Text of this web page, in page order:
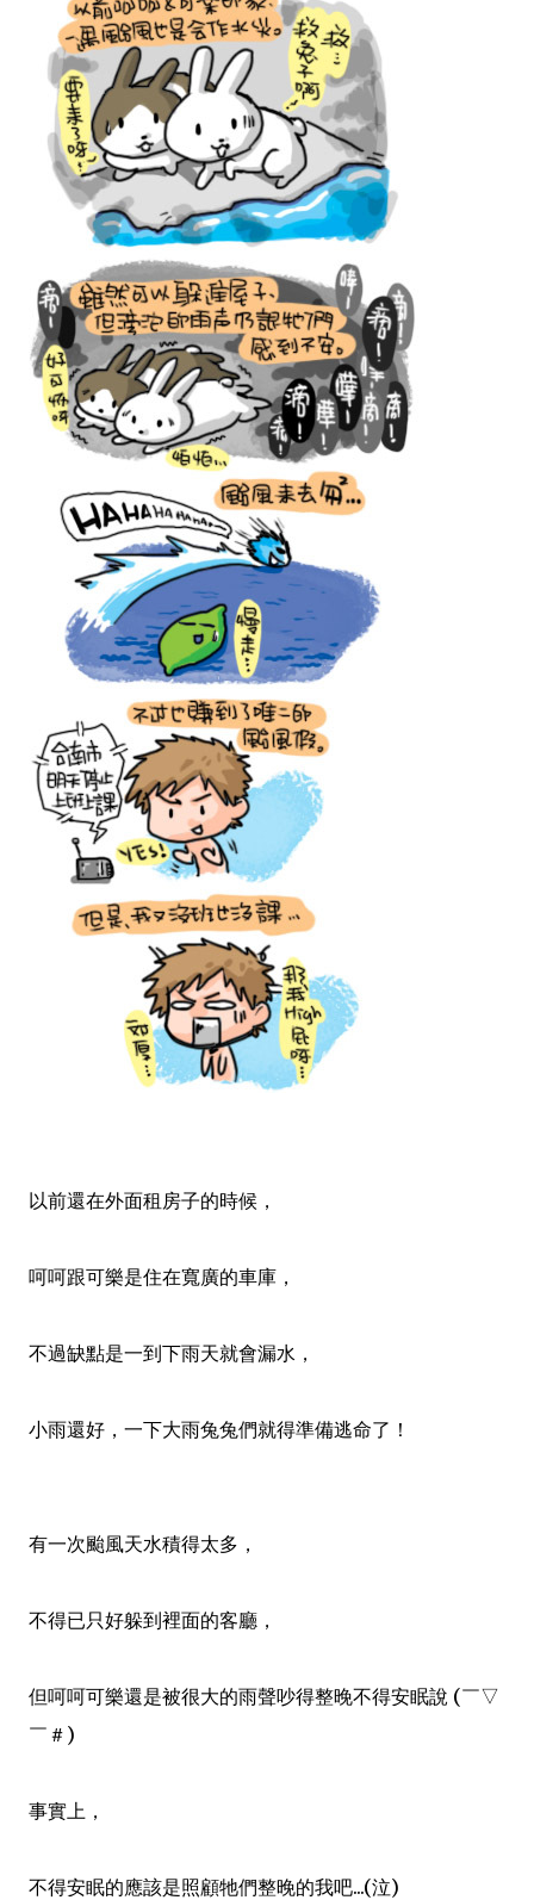
以前還在外面租房子的時候，
呵呵跟可樂是住在寬廣的車庫，
不過缺點是一到下雨天就會漏水，
小雨還好，一下大雨兔兔們就得準備逃命了！
有一次颱風天水積得太多，
不得已只好躲到裡面的客廳，
但呵呵可樂還是被很大的雨聲吵得整晚不得安眠說 (￣▽
￣＃)
事實上，
不得安眠的應該是照顧牠們整晚的我吧...(泣)